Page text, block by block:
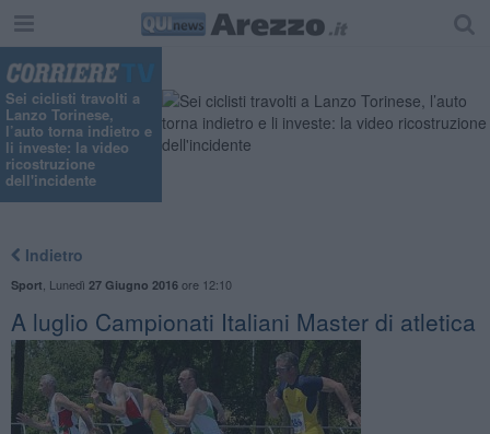
Sei ciclisti travolti a
Lanzo Torinese,
l’auto torna indietro e
li investe: la video
ricostruzione
dell'incidente
Indietro
Sport Lunedì 27 Giugno 2016ore 12:10
A luglio Campionati Italiani Master di atletica